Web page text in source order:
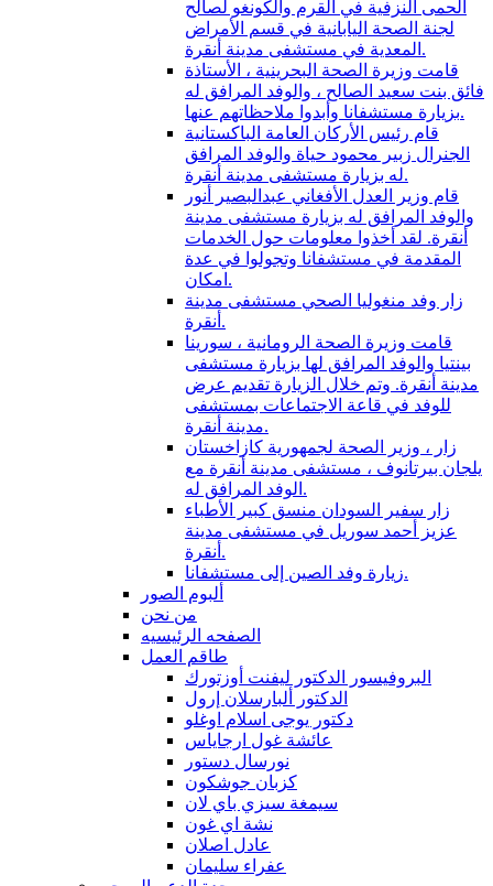
الحمى النزفية في القرم والكونغو لصالح
لجنة الصحة اليابانية في قسم الأمراض
المعدية في مستشفى مدينة أنقرة.
قامت وزيرة الصحة البحرينية ، الأستاذة
فائق بنت سعيد الصالح ، والوفد المرافق له
بزيارة مستشفانا وأبدوا ملاحظاتهم عنها.
قام رئيس الأركان العامة الباكستانية
الجنرال زبير محمود حياة والوفد المرافق
له بزيارة مستشفى مدينة أنقرة.
قام وزير العدل الأفغاني عبدالبصير أنور
والوفد المرافق له بزيارة مستشفى مدينة
أنقرة. لقد أخذوا معلومات حول الخدمات
المقدمة في مستشفانا وتجولوا في عدة
امكان.
زار وفد منغوليا الصحي مستشفى مدينة
أنقرة.
قامت وزيرة الصحة الرومانية ، سورينا
بينتيا والوفد المرافق لها بزيارة مستشفى
مدينة أنقرة. وتم خلال الزيارة تقديم عرض
للوفد في قاعة الاجتماعات بمستشفى
مدينة أنقرة.
زار ، وزير الصحة لجمهورية كازاخستان
يلجان بيرتانوف ، مستشفى مدينة أنقرة مع
الوفد المرافق له.
زار سفير السودان منسق كبير الأطباء
عزيز أحمد سوريل في مستشفى مدينة
أنقرة.
زيارة وفد الصين إلى مستشفانا.
ألبوم الصور
من نحن
الصفحه الرئيسيه
طاقم العمل
البروفيسور الدكتور ليفنت أوزتورك
الدكتور ألبارسلان إرول
دكتور يوجى اسلام اوغلو
عائشة غول ارجاياس
نورسال دستور
كزبان جوشكون
سيمغة سيزي باي لان
نشة اي غون
عادل اصلان
عفراء سليمان